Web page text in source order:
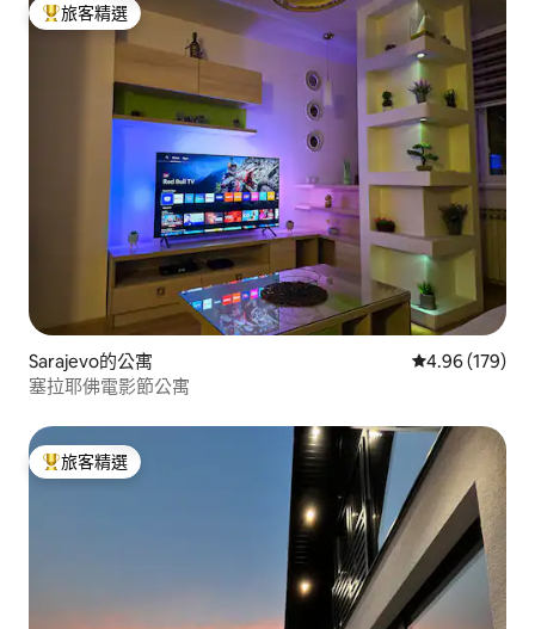
旅客精選榜首
旅客精選
Sarajevo的公寓 從 179 則評價
4.96 (179)
塞拉耶佛電影節公寓
旅客精選榜首
旅客精選